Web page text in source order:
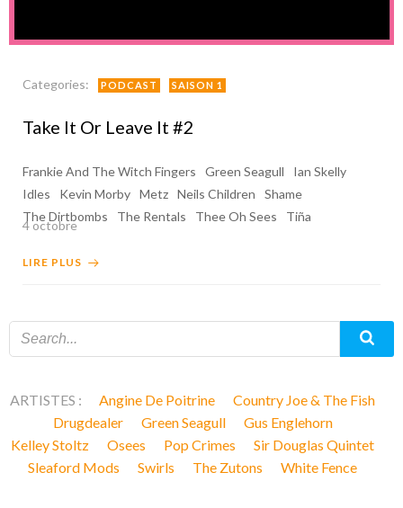
Categories: PODCAST SAISON 1
Take It Or Leave It #2
Frankie And The Witch Fingers Green Seagull
Ian Skelly
Idles
Kevin Morby Metz Neils Children
Shame
The Dirtbombs
The Rentals Thee Oh Sees Tiña
4 octobre
LIRE PLUS
ARTISTES : Angine De Poitrine
Country Joe & The Fish
Drugdealer
Green Seagull
Gus Englehorn
Kelley Stoltz
Osees Pop Crimes
Sir Douglas Quintet
Sleaford Mods
Swirls The Zutons White Fence